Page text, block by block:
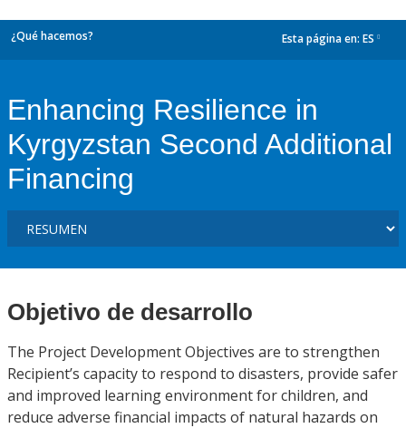
¿Qué hacemos? Esta página en: ES
Enhancing Resilience in
Kyrgyzstan Second Additional
Financing
Objetivo de desarrollo
The Project Development Objectives are to strengthen
Recipient’s capacity to respond to disasters, provide safer
and improved learning environment for children, and
reduce adverse financial impacts of natural hazards on